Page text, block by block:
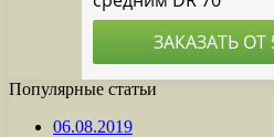
Популярные статьи
06.08.2019